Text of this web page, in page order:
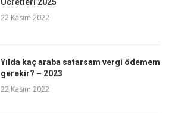
22 Kasım 2022
Yılda kaç araba satarsam vergi ödemem
gerekir? – 2023
22 Kasım 2022